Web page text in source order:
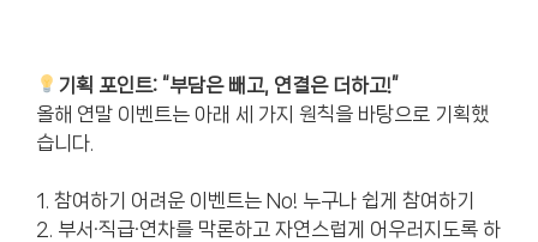
기획 포인트: “부담은 빼고, 연결은 더하고!”
올해 연말 이벤트는 아래 세 가지 원칙을 바탕으로 기획했
습니다.
1. 참여하기 어려운 이벤트는 No! 누구나 쉽게 참여하기
2. 부서·직급·연차를 막론하고 자연스럽게 어우러지도록 하